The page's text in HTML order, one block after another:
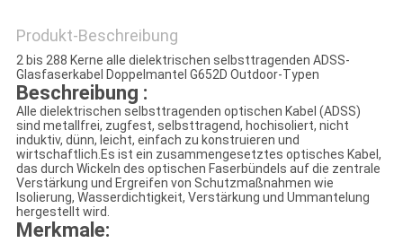
Produkt-Beschreibung
2 bis 288 Kerne alle dielektrischen selbsttragenden ADSS-
Glasfaserkabel Doppelmantel G652D Outdoor-Typen
Beschreibung :
Alle dielektrischen selbsttragenden optischen Kabel (ADSS)
sind metallfrei, zugfest, selbsttragend, hochisoliert, nicht
induktiv, dünn, leicht, einfach zu konstruieren und
wirtschaftlich.Es ist ein zusammengesetztes optisches Kabel,
das durch Wickeln des optischen Faserbündels auf die zentrale
Verstärkung und Ergreifen von Schutzmaßnahmen wie
Isolierung, Wasserdichtigkeit, Verstärkung und Ummantelung
hergestellt wird.
Merkmale: